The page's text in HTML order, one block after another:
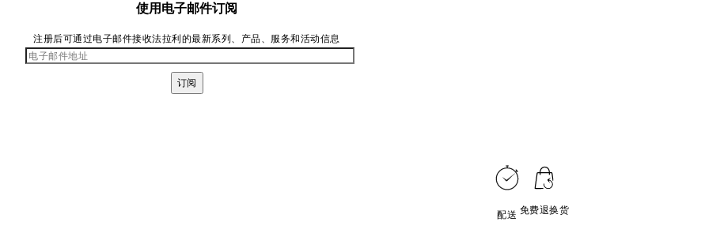
使用电子邮件订阅
注册后可通过电子邮件接收法拉利的最新系列、产品、服务和活动信息
订阅
配送 免费退换货